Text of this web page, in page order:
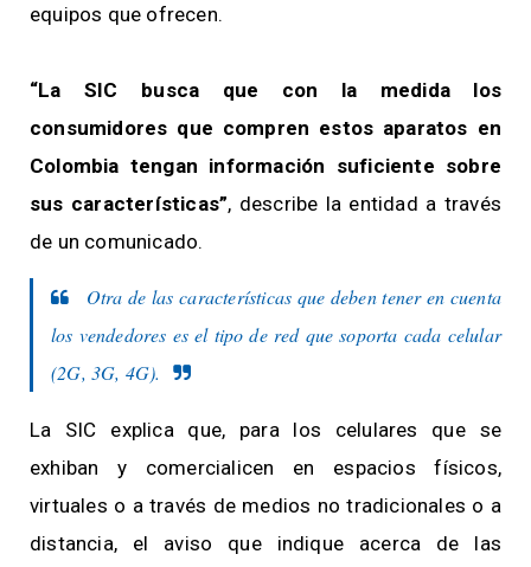
equipos que ofrecen.
“La SIC busca que con la medida los
consumidores que compren estos aparatos en
Colombia tengan información suficiente sobre
sus características”, describe la entidad a través
de un comunicado.
Otra de las características que deben tener en cuenta
los vendedores es el tipo de red que soporta cada celular
(2G, 3G, 4G).
La SIC explica que, para los celulares que se
exhiban y comercialicen en espacios físicos,
virtuales o a través de medios no tradicionales o a
distancia, el aviso que indique acerca de las